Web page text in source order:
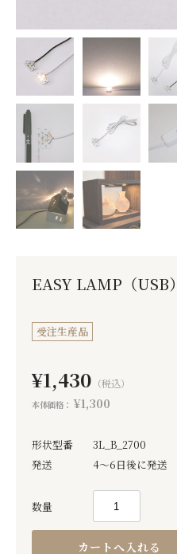
商品カテゴリー
価格帯から探す
照明のタイプから探す
光源のご提供
EASY LAMP（USB）
受注生産品
¥1,430 （税込）
本体価格： ¥1,300
形状型番
3L_B_2700
発送
4～6日後に発送
数量